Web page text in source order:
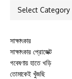
সাক্ষাৎকার
সাক্ষাৎকার প্রোজেক্ট
গবেষণায় হাতে খড়ি
তোমাকেই খুঁজছি